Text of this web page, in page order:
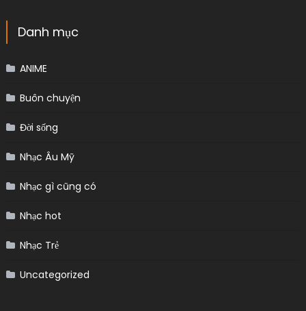
Danh mục
ANIME
Buôn chuyện
Đời sống
Nhạc Âu Mỹ
Nhạc gì cũng có
Nhạc hot
Nhạc Trẻ
Uncategorized